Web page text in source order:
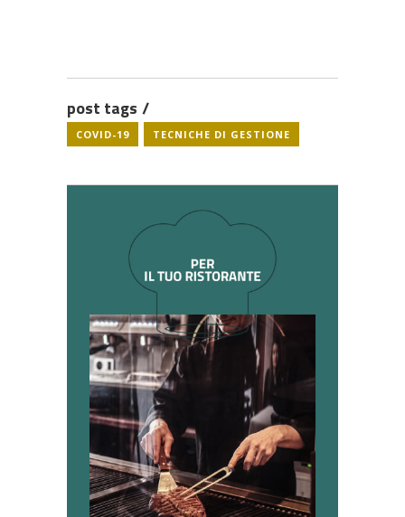
post tags
COVID-19 TECNICHE DI GESTIONE